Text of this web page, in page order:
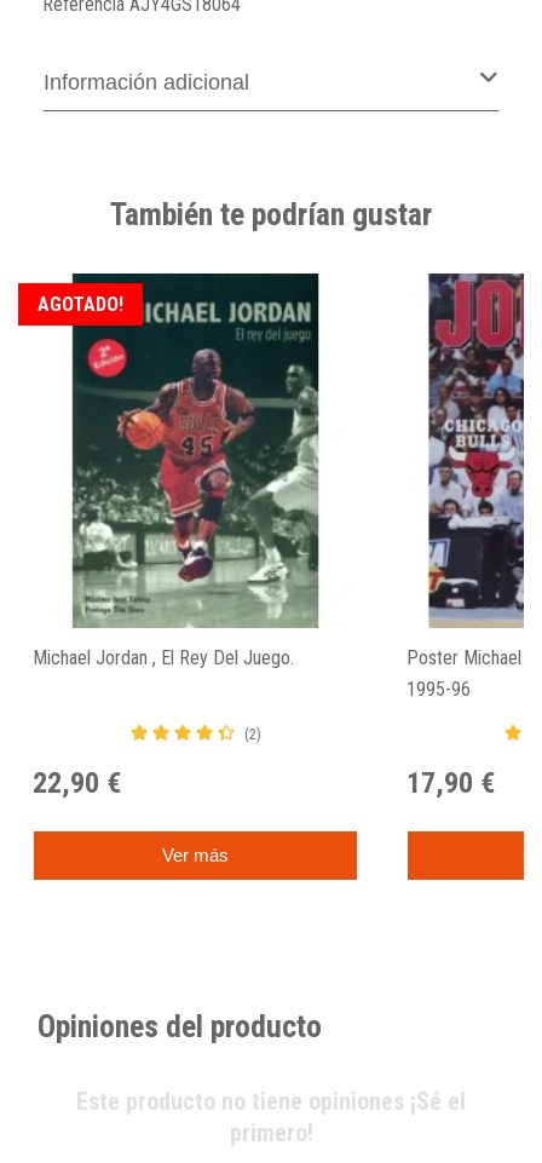
Referencia AJY4GS18064
Información adicional
También te podrían gustar
Michael Jordan , El Rey Del Juego.
(2)
22,90 €
Ver más
AGOTADO!
Poster Michael
1995-96
17,90 €
Opiniones del producto
Este producto no tiene opiniones ¡Sé el
primero!